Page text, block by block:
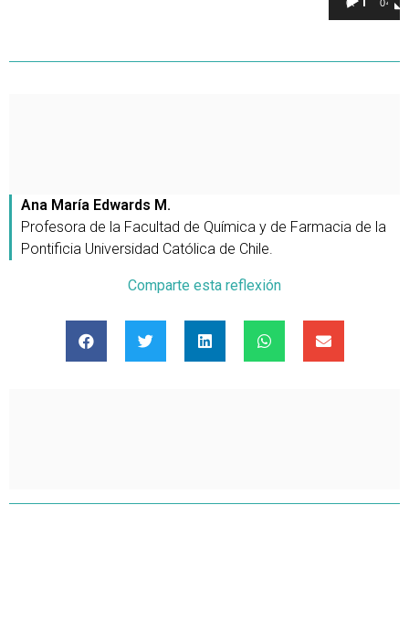
00:00 04:16
Ana María Edwards M.
Profesora de la Facultad de Química y de Farmacia de la
Pontificia Universidad Católica de Chile.
Comparte esta reflexión